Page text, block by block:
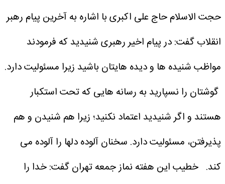
حجت الاسلام حاج علی اکبری با اشاره به آخرین پیام رهبر
انقلاب گفت: در پیام اخیر رهبری شنیدید که فرمودند
مواظب شنیده ها و دیده هایتان باشید زیرا مسئولیت دارد.
گوشتان را نسپارید به رسانه هایی که تحت استکبار
هستند و اگر شنیدید اعتماد نکنید؛ زیرا هم شنیدن و هم
پذیرفتن، مسئولیت دارد. سخنان آلوده دلها را آلوده می
کند. خطیب این هفته نماز جمعه تهران گفت: خدا را